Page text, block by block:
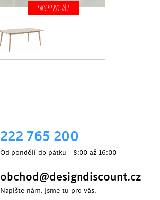
INSPIROVAT
222 765 200
Od pondělí do pátku - 8:00 až 16:00
obchod@designdiscount.cz
Napište nám. Jsme tu pro vás.